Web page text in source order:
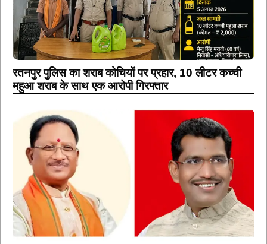
रतनपुर पुलिस का शराब कोचियों पर प्रहार, 10 लीटर कच्ची
महुआ शराब के साथ एक आरोपी गिरफ्तार